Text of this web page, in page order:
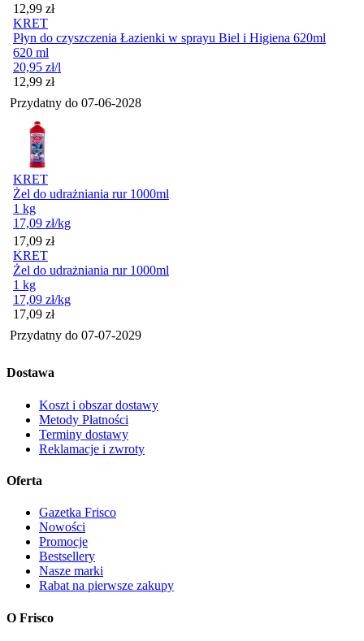
Cena
12,99 zł
KRET
Płyn do czyszczenia Łazienki w sprayu Biel i Higiena 620ml
620 ml
20,95 zł/l
Cena
12,99 zł
Przydatny do 07-06-2028
KRET
Żel do udrażniania rur 1000ml
1 kg
17,09 zł/kg
Cena
17,09 zł
KRET
Żel do udrażniania rur 1000ml
1 kg
17,09 zł/kg
Cena
17,09 zł
Przydatny do 07-07-2029
Dostawa
Koszt i obszar dostawy
Metody Płatności
Terminy dostawy
Reklamacje i zwroty
Oferta
Gazetka Frisco
Nowości
Promocje
Bestsellery
Nasze marki
Rabat na pierwsze zakupy
O Frisco